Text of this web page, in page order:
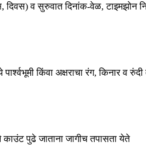
व सुरुवात दिनांक-वेळ, टाइमझोन
किंवा अक्षराचा रंग, किनार व रुंदी
काउंट पुढे जाताना जागीच तपासता येते